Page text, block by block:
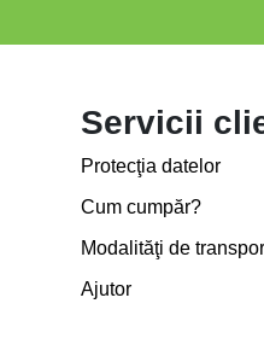
Servicii
Protecţia datelor
Cum cumpăr?
Modalităţi de
Ajutor